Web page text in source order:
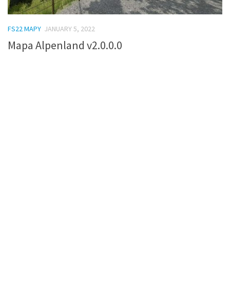
FS22 MAPY JANUARY 5, 2022
Mapa Alpenland v2.0.0.0